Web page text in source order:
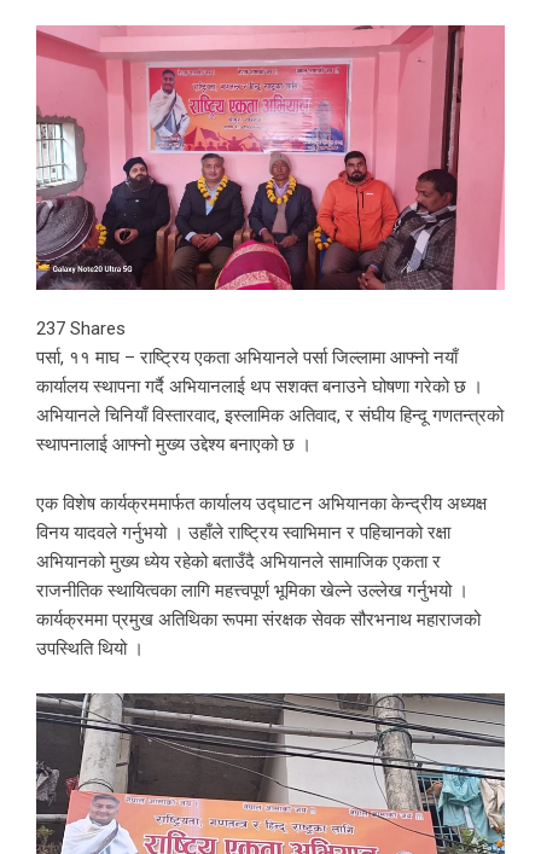
237 Shares
पर्सा, ११ माघ – राष्ट्रिय एकता अभियानले पर्सा जिल्लामा आफ्नो नयाँ
कार्यालय स्थापना गर्दै अभियानलाई थप सशक्त बनाउने घोषणा गरेको छ ।
अभियानले चिनियाँ विस्तारवाद, इस्लामिक अतिवाद, र संघीय हिन्दू गणतन्त्रको
स्थापनालाई आफ्नो मुख्य उद्देश्य बनाएको छ ।
एक विशेष कार्यक्रममार्फत कार्यालय उद्घाटन अभियानका केन्द्रीय अध्यक्ष
विनय यादवले गर्नुभयो । उहाँले राष्ट्रिय स्वाभिमान र पहिचानको रक्षा
अभियानको मुख्य ध्येय रहेको बताउँदै अभियानले सामाजिक एकता र
राजनीतिक स्थायित्वका लागि महत्त्वपूर्ण भूमिका खेल्ने उल्लेख गर्नुभयो ।
कार्यक्रममा प्रमुख अतिथिका रूपमा संरक्षक सेवक सौरभनाथ महाराजको
उपस्थिति थियो ।